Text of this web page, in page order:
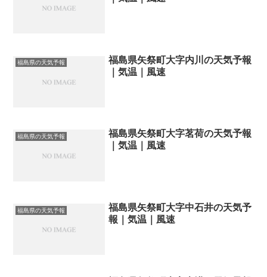
福島県の天気予報
福島県矢祭町大字内川の天気予報
｜気温｜風速
福島県の天気予報
福島県矢祭町大字茗荷の天気予報
｜気温｜風速
福島県の天気予報
福島県矢祭町大字中石井の天気予
報｜気温｜風速